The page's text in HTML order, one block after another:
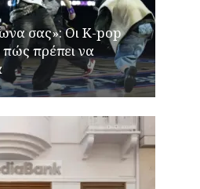
σας»: Οι K-pop
πρέπει να